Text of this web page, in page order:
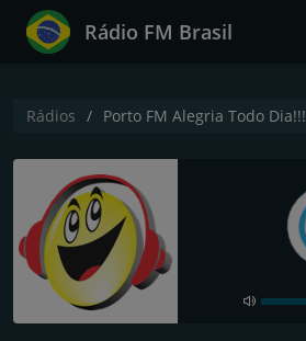
Rádio FM Brasil
Rádios Porto FM Alegria Todo Dia!!!